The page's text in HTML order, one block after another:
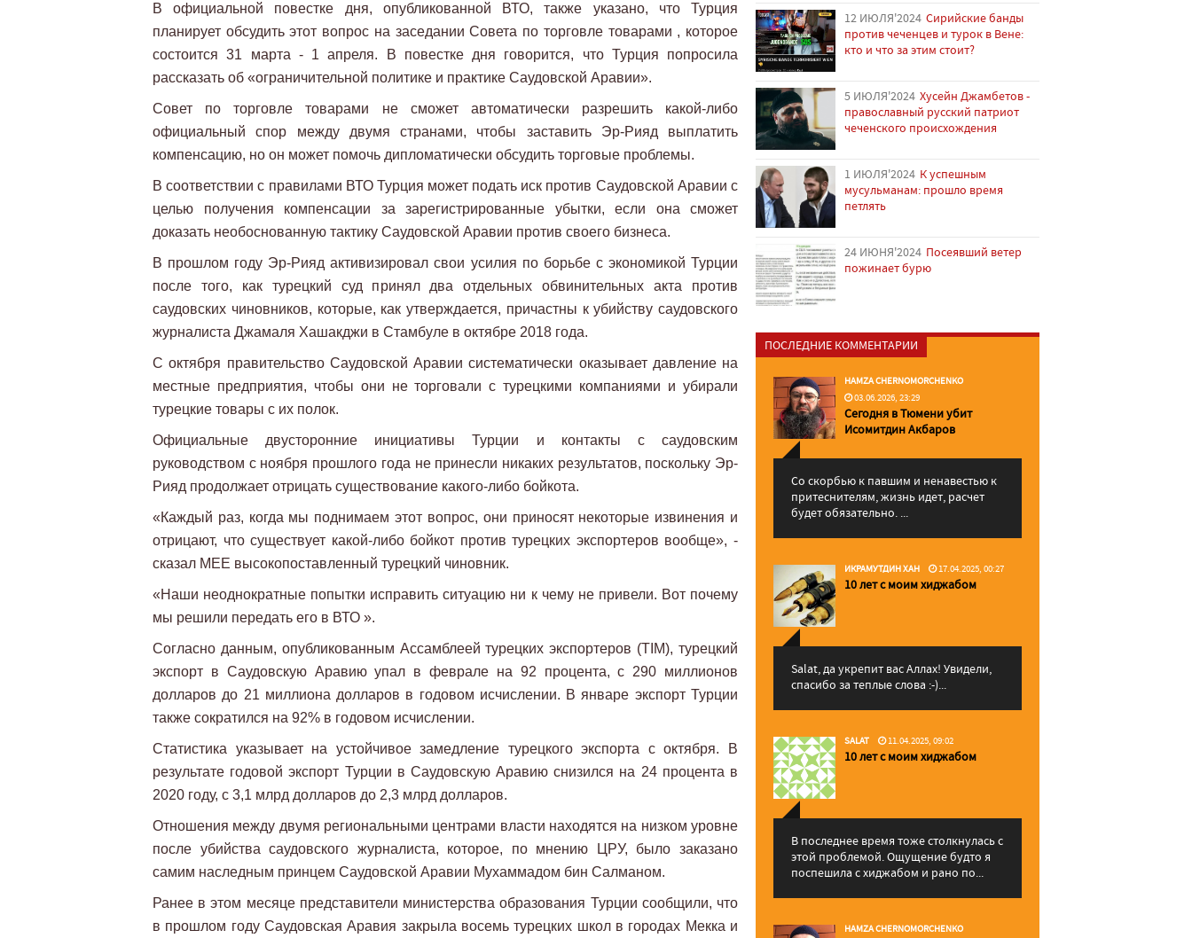
В официальной повестке дня, опубликованной ВТО, также указано, что Турция
планирует обсудить этот вопрос на заседании Совета по торговле товарами , которое
состоится 31 марта - 1 апреля. В повестке дня говорится, что Турция попросила
рассказать об «ограничительной политике и практике Саудовской Аравии».
Совет по торговле товарами не сможет автоматически разрешить какой-либо
официальный спор между двумя странами, чтобы заставить Эр-Рияд выплатить
компенсацию, но он может помочь дипломатически обсудить торговые проблемы.
В соответствии с правилами ВТО Турция может подать иск против Саудовской Аравии с
целью получения компенсации за зарегистрированные убытки, если она сможет
доказать необоснованную тактику Саудовской Аравии против своего бизнеса.
В прошлом году Эр-Рияд активизировал свои усилия по борьбе с экономикой Турции
после того, как турецкий суд принял два отдельных обвинительных акта против
саудовских чиновников, которые, как утверждается, причастны к убийству саудовского
журналиста Джамаля Хашакджи в Стамбуле в октябре 2018 года.
С октября правительство Саудовской Аравии систематически оказывает давление на
местные предприятия, чтобы они не торговали с турецкими компаниями и убирали
турецкие товары с их полок.
Официальные двусторонние инициативы Турции и контакты с саудовским
руководством с ноября прошлого года не принесли никаких результатов, поскольку Эр-
Рияд продолжает отрицать существование какого-либо бойкота.
«Каждый раз, когда мы поднимаем этот вопрос, они приносят некоторые извинения и
отрицают, что существует какой-либо бойкот против турецких экспортеров вообще», -
сказал MEE высокопоставленный турецкий чиновник.
«Наши неоднократные попытки исправить ситуацию ни к чему не привели. Вот почему
мы решили передать его в ВТО ».
Согласно данным, опубликованным Ассамблеей турецких экспортеров (TIM), турецкий
экспорт в Саудовскую Аравию упал в феврале на 92 процента, с 290 миллионов
долларов до 21 миллиона долларов в годовом исчислении. В январе экспорт Турции
также сократился на 92% в годовом исчислении.
Статистика указывает на устойчивое замедление турецкого экспорта с октября. В
результате годовой экспорт Турции в Саудовскую Аравию снизился на 24 процента в
2020 году, с 3,1 млрд долларов до 2,3 млрд долларов.
Отношения между двумя региональными центрами власти находятся на низком уровне
после убийства саудовского журналиста, которое, по мнению ЦРУ, было заказано
самим наследным принцем Саудовской Аравии Мухаммадом бин Салманом.
Ранее в этом месяце представители министерства образования Турции сообщили, что
в прошлом году Саудовская Аравия закрыла восемь турецких школ в городах Мекка и
12 ИЮЛЯ'2024 Сирийские банды
против чеченцев и турок в Вене:
кто и что за этим стоит?
5 ИЮЛЯ'2024 Хусейн Джамбетов -
православный русский патриот
чеченского происхождения
1 ИЮЛЯ'2024 К успешным
мусульманам: прошло время
петлять
24 ИЮНЯ'2024 Посеявший ветер
пожинает бурю
ПОСЛЕДНИЕ КОММЕНТАРИИ
HAMZA CHERNOMORCHENKO
03.06.2026, 23:29
Сегодня в Тюмени убит
Исомитдин Акбаров
Со скорбью к павшим и ненавестью к
притеснителям, жизнь идет, расчет
будет обязательно. ...
ИКРАМУТДИН ХАН 17.04.2025, 00:27
10 лет с моим хиджабом
Salat, да укрепит вас Аллаx! Увидели,
спасибо за теплые слова :-)...
SALAT 11.04.2025, 09:02
10 лет с моим хиджабом
В последнее время тоже столкнулась с
этой проблемой. Ощущение будто я
поспешила с хиджабом и рано по...
HAMZA CHERNOMORCHENKO